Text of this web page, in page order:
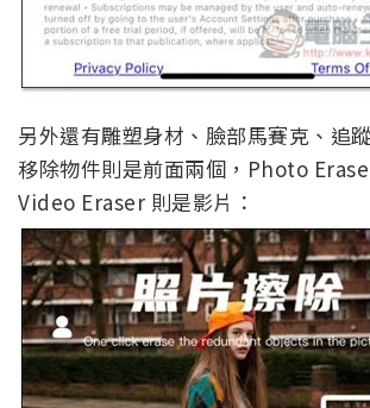
另外還有雕塑身材、臉部馬賽克、追
移除物件則是前面兩個，Photo
Video Eraser 則是影片：